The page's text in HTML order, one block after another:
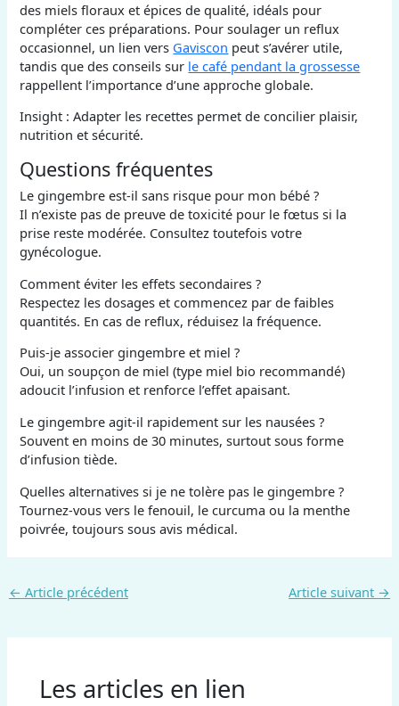
des miels floraux et épices de qualité, idéals pour
compléter ces préparations. Pour soulager un reflux
occasionnel, un lien vers Gaviscon peut s’avérer utile,
tandis que des conseils sur le café pendant la grossesse
rappellent l’importance d’une approche globale.
Insight : Adapter les recettes permet de concilier plaisir,
nutrition et sécurité.
Questions fréquentes
Le gingembre est-il sans risque pour mon bébé ?
Il n’existe pas de preuve de toxicité pour le fœtus si la
prise reste modérée. Consultez toutefois votre
gynécologue.
Comment éviter les effets secondaires ?
Respectez les dosages et commencez par de faibles
quantités. En cas de reflux, réduisez la fréquence.
Puis-je associer gingembre et miel ?
Oui, un soupçon de miel (type miel bio recommandé)
adoucit l’infusion et renforce l’effet apaisant.
Le gingembre agit-il rapidement sur les nausées ?
Souvent en moins de 30 minutes, surtout sous forme
d’infusion tiède.
Quelles alternatives si je ne tolère pas le gingembre ?
Tournez-vous vers le fenouil, le curcuma ou la menthe
poivrée, toujours sous avis médical.
← Article précédent Article suivant →
Les articles en lien